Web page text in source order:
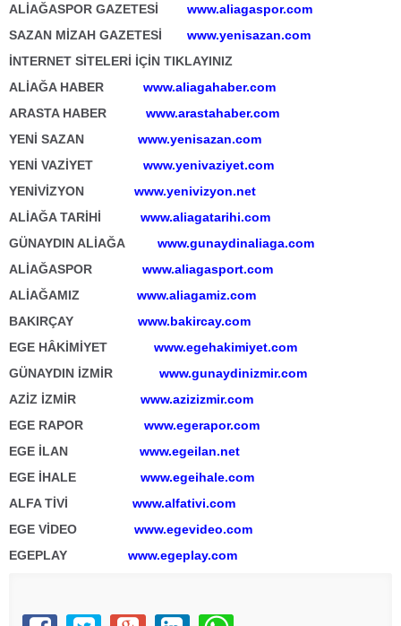
ALİAĞASPOR GAZETESİ
www.aliagaspor.com
SAZAN MİZAH GAZETESİ
www.yenisazan.com
İNTERNET SİTELERİ İÇİN TIKLAYINIZ
ALİAĞA HABER www.aliagahaber.com
ARASTA HABER www.arastahaber.com
YENİ SAZAN www.yenisazan.com
YENİ VAZİYET www.yenivaziyet.com
YENİVİZYON www.yenivizyon.net
ALİAĞA TARİHİ www.aliagatarihi.com
GÜNAYDIN ALİAĞA
www.gunaydinaliaga.com
ALİAĞASPOR www.aliagasport.com
ALİAĞAMIZ www.aliagamiz.com
BAKIRÇAY www.bakircay.com
EGE HÂKİMİYET www.egehakimiyet.com
GÜNAYDIN İZMİR www.gunaydinizmir.com
AZİZ İZMİR www.azizizmir.com
EGE RAPOR www.egerapor.com
EGE İLAN www.egeilan.net
EGE İHALE www.egeihale.com
ALFA TİVİ www.alfativi.com
EGE VİDEO www.egevideo.com
EGEPLAY www.egeplay.com